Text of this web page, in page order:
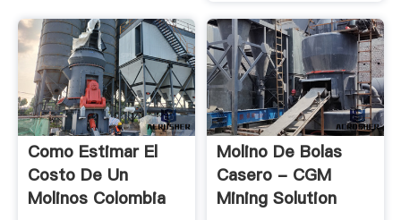
Como Estimar El
Costo De Un
Molinos Colombia
Molino De Bolas
Casero - CGM
Mining Solution